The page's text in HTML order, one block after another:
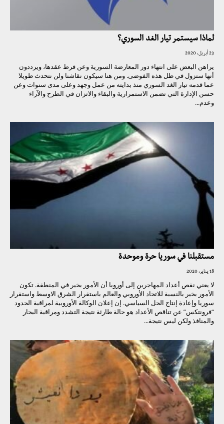
لماذا سيستمر تيار الغد السوري؟
23 أبريل، 2020
يراهن البعض على انتهاء دور المعارضة السورية وعن فرط عقدها، ويرددون
أنها ستزول في ظل هذه الفوضى. ومن هنا سيكون نقاشنا ولن نتحدث طويلا
عما قدمه تيار الغد السوري منذ بدايته من عمل وجهد وعلى مدى سنوات وعن
حسن الإدارة التي تضمن الاستمرارية والبقاء والاتزان في الطرح والآراء
وعدم...
مستقبلنا في سوريا حرة وموحدة
18 يناير، 2020
لا يعني نقص أعداد المهاجرين إلى أوروبا أن الأمور بخير في المنطقة. تكون
الأمور بخير بالنسبة للاتحاد الأوروبي والعالم باستقرار الشرق الاوسط واستقرار
سوريا وإعادة إنتاج الحل السياسي. إن إعلان الوكالة الأوروبية لمراقبة الحدود
“فرونتكس” عن تناقص الأعداد هو حالة طارئة نتيجة التشدد ومراقبة البحار
والمنافذ ولكن ليس نتيجة...